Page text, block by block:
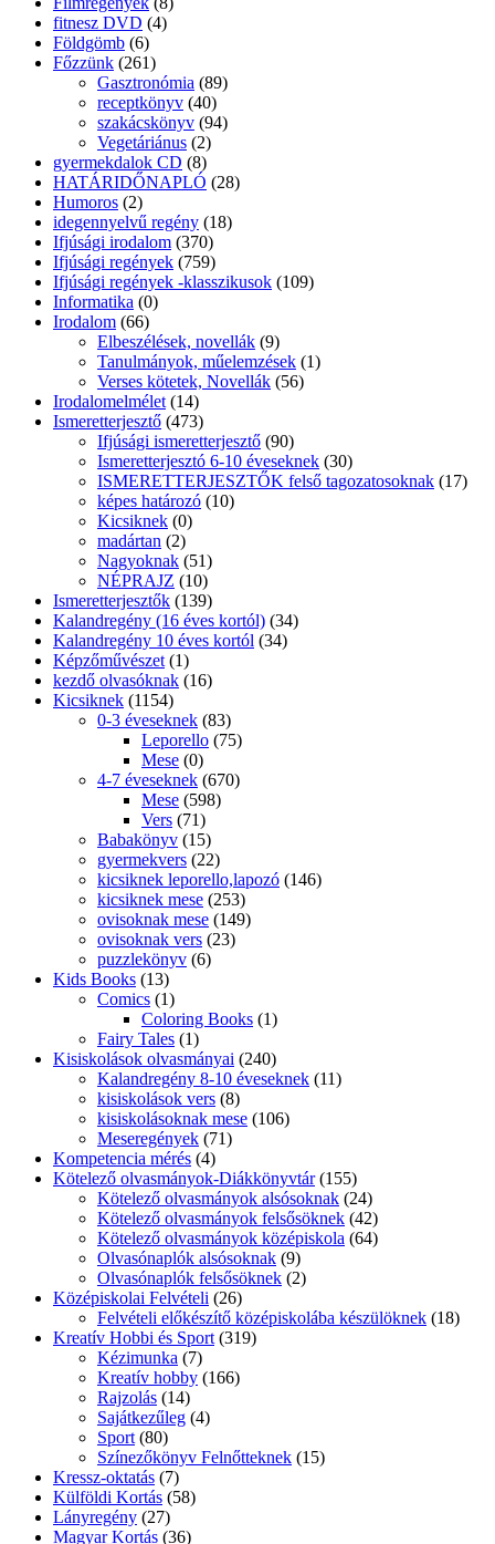
Kötelező olvasmányok alsósoknak
Kötelező olvasmányok felsősöknek
Kötelező olvasmányok középiskola
Olvasónaplók alsósoknak
Olvasónaplók felsősöknek
Középiskolai Felvételi (26)
Felvételi előkészítő középiskolába készülöknek
Kreatív Hobbi és Sport
Kézimunka (7)
Kreatív hobby
Rajzolás (14)
Sajátkezűleg (4)
Sport (80)
Színezőkönyv Felnőtteknek (15)
Kressz-oktatás
Külföldi Kortás
Lányregény (27)
Magyar Kortás (36)
Manga (1)
Meditáció, jóga (4)
mese CD (4)
Mese DVD (24)
MINI LÜK (33)
Napi gondolatok (62)
Non Fiction (12)
NYELVKÖNYVEK, NYELVTANULÁS
Angol (992)
Általános iskolásoknak
angol könnyített olvasmányok
angol nyelvtani gyakorló mindenkinek
CD (27)
Érettségihez, nyelvvizsgához
Felnőtteknek
Kicsiknek
Középiskolásoknak
nyelvvizsga angol
Szakmai angol könyv
szakmai angol könyvek
Francia (65)
Francia könnyített olvasmány
Középiskolásoknak
Görög (2)
Középiskolásoknak
idegennyelvű szókártya (28)
Japán nyelv (5)
keresztrejtvény angol (0)
keresztrejtvény német
Középiskolásoknak
Latin (6)
Középiskolásoknak
Német (1043)
Álatalános Iskolásoknak
Általános iskolásoknak
Érettségihez, nyelvvizsgához
Felnőtteknek (24)
Kicsiknek (382)
Középiskolásoknak
német könnyített olvasmányok
német nyelvtani gyakorló mindenkinek
Szakmai német könyv (18)
Nyelv oktatáshoz segédanyag (11)
nyelvi gasztronómia (4)
Nyelvkönyvek (109)
Külföldieknek magyar nyelvkönyv
Nemzetiségi nyelvkönyvek
Nyelvvizsga Német (6)
Olasz (43)
Középiskolásoknak
Olasz könnyített olvasmány
Orosz (36)
Középiskolásoknak
Orosz könnyített olvasmány
Spanyol (271)
Középiskolásoknak
Spanyol könnyített olvasmány
spanyol nyelvtan
Szótárak (219)